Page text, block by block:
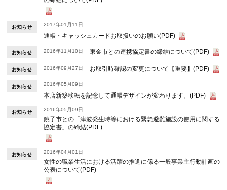
お知らせ 2017年01月11日
通帳・キャッシュカードお取扱いのお願い(PDF)
お知らせ 2016年11月10日 東金市との連携協定書の締結について(PDF)
お知らせ 2016年09月27日 お取引時確認の変更について【重要】(PDF)
お知らせ 2016年05月09日
本店新築移転を記念して通帳デザインが変わります。(PDF)
お知らせ 2016年05月09日
銚子市との「津波発生時等における緊急避難施設の使用に関する
協定書」の締結(PDF)
お知らせ 2016年04月01日
女性の職業生活における活躍の推進に係る一般事業主行動計画の
公表について(PDF)